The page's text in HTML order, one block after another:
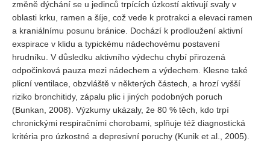
změně dýchání se u jedinců trpících úzkostí aktivují svaly v
oblasti krku, ramen a šíje, což vede k protrakci a elevaci ramen
a kraniálnímu posunu bránice. Dochází k prodloužení aktivní
exspirace v klidu a typickému nádechovému postavení
hrudníku. V důsledku aktivního výdechu chybí přirozená
odpočinková pauza mezi nádechem a výdechem. Klesne také
plicní ventilace, obzvláště v některých částech, a hrozí vyšší
riziko bronchitidy, zápalu plic i jiných podobných poruch
(Bunkan, 2008). Výzkumy ukázaly, že 80 % těch, kdo trpí
chronickými respiračními chorobami, splňuje též diagnostická
kritéria pro úzkostné a depresivní poruchy (Kunik et al., 2005).